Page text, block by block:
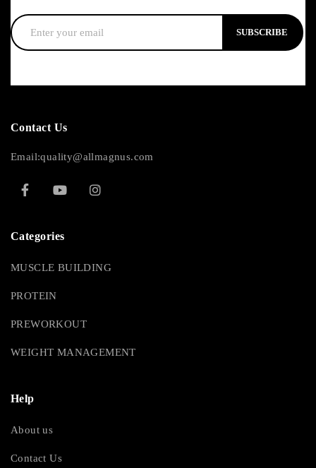
SUBSCRIBE
Contact Us
Email:quality@allmagnus.com
Categories
MUSCLE BUILDING
PROTEIN
PREWORKOUT
WEIGHT MANAGEMENT
Help
About us
Contact Us